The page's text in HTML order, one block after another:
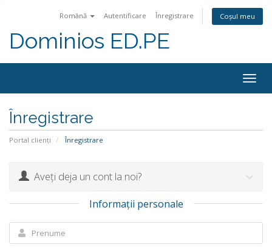
Română Autentificare Înregistrare Coșul meu
Dominios ED.PE
Înregistrare
Portal clienți Înregistrare
Aveți deja un cont la noi?
Informații personale